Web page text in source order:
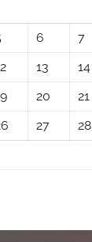
6 7
13 14
20 21
27 28